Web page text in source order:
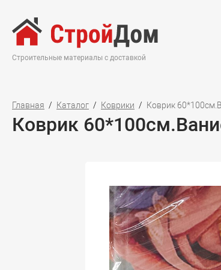
Строительные материалы с доставкой
Главная Каталог Коврики Коврик
Коврик